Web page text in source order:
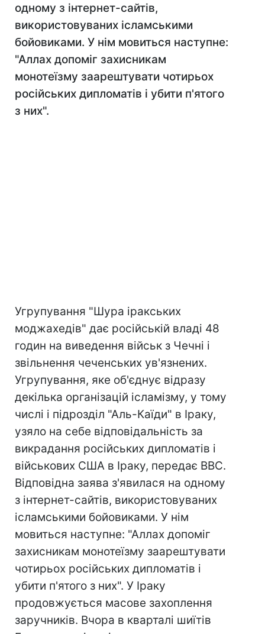
одному з інтернет-сайтів,
використовуваних ісламськими
бойовиками. У нім мовиться наступне:
"Аллах допоміг захисникам
монотеїзму заарештувати чотирьох
російських дипломатів і убити п'ятого
з них".
Угрупування "Шура іракських
моджахедів" дає російській владі 48
годин на виведення військ з Чечні і
звільнення чеченських ув'язнених.
Угрупування, яке об'єднує відразу
декілька організацій ісламізму, у тому
числі і підрозділ "Аль-Каїди" в Іраку,
узяло на себе відповідальність за
викрадання російських дипломатів і
військових США в Іраку, передає ВВС.
Відповідна заява з'явилася на одному
з інтернет-сайтів, використовуваних
ісламськими бойовиками. У нім
мовиться наступне: "Аллах допоміг
захисникам монотеїзму заарештувати
чотирьох російських дипломатів і
убити п'ятого з них". У Іраку
продовжується масове захоплення
заручників. Вчора в кварталі шиїтів